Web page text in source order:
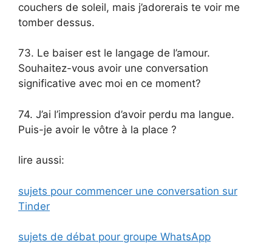
couchers de soleil, mais j’adorerais te voir me
tomber dessus.
73. Le baiser est le langage de l’amour.
Souhaitez-vous avoir une conversation
significative avec moi en ce moment?
74. J’ai l’impression d’avoir perdu ma langue.
Puis-je avoir le vôtre à la place ?
lire aussi:
sujets pour commencer une conversation sur
Tinder
sujets de débat pour groupe WhatsApp